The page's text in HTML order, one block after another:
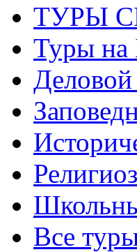
ТУРЫ
Туры на
Все